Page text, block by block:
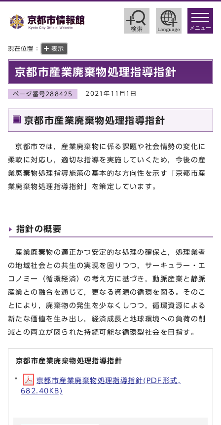
toggle
メニュー
現在位置： 表示
京都市産業廃棄物処理指導指針
ページ番号288425 2021年11月1日
京都市産業廃棄物処理指導指針
京都市では，産業廃棄物に係る課題や社会情勢の変化に
柔軟に対応し，適切な指導を実施していくため，今後の産
業廃棄物処理指導施策の基本的な方向性を示す「京都市産
業廃棄物処理指導指針」を策定しています。
指針の概要
産業廃棄物の適正かつ安定的な処理の確保と，処理業者
の地域社会との共生の実現を図りつつ，サーキュラー・エ
コノミー（循環経済）の考え方に基づき，動脈産業と静脈
産業との融合を通じて，更なる資源の循環を図る。そのこ
とにより，廃棄物の発生を少なくしつつ，循環資源による
新たな価値を生み出し，経済成長と地球環境への負荷の削
減との両立が図られた持続可能な循環型社会を目指す。
京都市産業廃棄物処理指導指針
京都市産業廃棄物処理指導指針(PDF形式,
682.40KB)